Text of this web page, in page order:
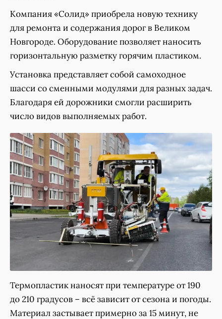
Компания «Солид» приобрела новую технику
для ремонта и содержания дорог в Великом
Новгороде. Оборудование позволяет наносить
горизонтальную разметку горячим пластиком.
Установка представляет собой самоходное
шасси со сменными модулями для разных задач.
Благодаря ей дорожники смогли расширить
число видов выполняемых работ.
Термопластик наносят при температуре от 190
до 210 градусов – всё зависит от сезона и погоды.
Материал застывает примерно за 15 минут, не